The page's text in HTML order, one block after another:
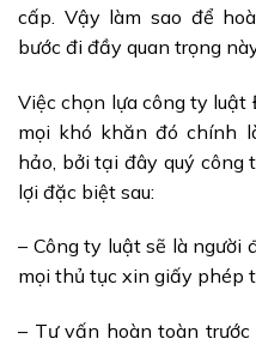
cấp. Vậy làm sao để
bước đi đầy quan trọng
Việc chọn lựa công ty
mọi khó khăn đó chính
hảo, bởi tại đây quý công
lợi đặc biệt sau:
– Công ty luật sẽ là người
mọi thủ tục xin giấy phép
– Tư vấn hoàn toàn